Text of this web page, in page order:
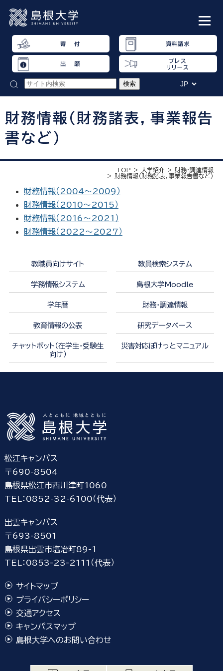
寄 付 資料請求
出 願
プレス
リリース
財務情報（財務諸表，事業報告
書など）
TOP 大学紹介
財務・調達情報
財務情報（財務諸表，事業報告書など）
財務情報（2004～2009）
財務情報（2010～2015）
財務情報（2016～2021）
財務情報（2022～2027）
教職員向けサイト 教員検索システム
学務情報システム 島根大学Moodle
学年暦 財務・調達情報
教育情報の公表 研究データベース
チャットボット（在学生・受験生
向け）
災害対応ぽけっとマニュアル
松江キャンパス
〒690-8504
島根県松江市西川津町1060
TEL：0852-32-6100（代表）
出雲キャンパス
〒693-8501
島根県出雲市塩冶町89-1
TEL：0853-23-2111（代表）
サイトマップ
プライバシーポリシー
交通アクセス
キャンパスマップ
島根大学へのお問い合わせ